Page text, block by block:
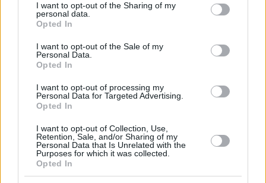
not limited to your visit or usage behaviour. You may click to
grant or deny consent to Google and its third-party tags to
use your data for below specified purposes in below Google
consent section.
I want to opt-out of the Sharing of my
personal data.
Opted In
I want to opt-out of the Sale of my
Personal Data.
Opted In
I want to opt-out of processing my
Personal Data for Targeted Advertising.
Opted In
I want to opt-out of Collection, Use,
Retention, Sale, and/or Sharing of my
Personal Data that Is Unrelated with the
Purposes for which it was collected.
Opted In
Σειρά έργων, όπως αντικατάσταση φωτισμού,
χρωματισμού της τοιχοποιίας,έχουν ολοκληρωθεί ή
είναι σε εξέλιξη ή πρόκειται να πραγματοποιηθούν
ανανεώνοντας τους σταθμούς του μετρό